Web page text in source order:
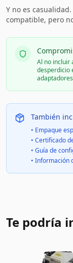
Y no es
compatible, pero
Al no incluir
desperdicio
También
• Empaque
• Certificado
• Guía de
• Información
Te podría